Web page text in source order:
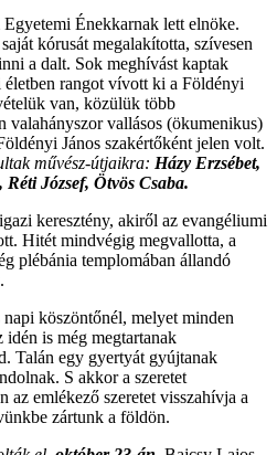
Énekkarnak lett elnöke.
kórusát megalakította, szívesen
a dalt. Sok meghívást kaptak
életben rangot vívott ki a Földényi
van, közülük több
valahányszor vallásos (ökumenikus)
János szakértőként jelen volt.
művész-útjaikra: Házy Erzsébet,
József, Ötvös Csaba.
keresztény, akiről az evangéliumi
Hitét mindvégig megvallotta, a
plébánia templomában állandó
köszöntőnél, melyet minden
idén is még megtartanak
Talán egy gyertyát gyújtanak
S akkor a szeretet
az emlékező szeretet visszahívja a
zártunk a földön.